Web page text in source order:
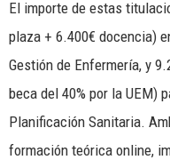
El importe de estas
plaza + 6.400€ docencia)
Gestión de Enfermería, y
beca del 40% por la UEM)
Planificación Sanitaria.
formación teórica online,